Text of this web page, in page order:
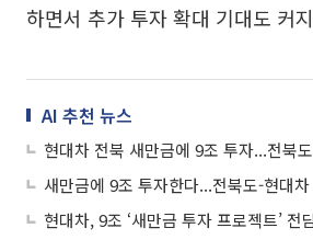
하면서 추가 투자 확대 기대도 커
AI 추천 뉴스
현대차 전북 새만금에 9조 투자...전북
새만금에 9조 투자한다...전북도-현대
현대차, 9조 ‘새만금 투자 프로젝트’ 전